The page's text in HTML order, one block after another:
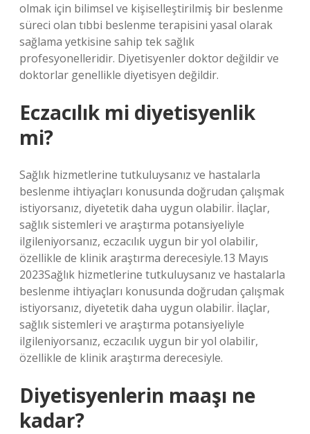
olmak için bilimsel ve kişiselleştirilmiş bir beslenme
süreci olan tıbbi beslenme terapisini yasal olarak
sağlama yetkisine sahip tek sağlık
profesyonelleridir. Diyetisyenler doktor değildir ve
doktorlar genellikle diyetisyen değildir.
Eczacılık mi diyetisyenlik
mi?
Sağlık hizmetlerine tutkuluysanız ve hastalarla
beslenme ihtiyaçları konusunda doğrudan çalışmak
istiyorsanız, diyetetik daha uygun olabilir. İlaçlar,
sağlık sistemleri ve araştırma potansiyeliyle
ilgileniyorsanız, eczacılık uygun bir yol olabilir,
özellikle de klinik araştırma derecesiyle.13 Mayıs
2023Sağlık hizmetlerine tutkuluysanız ve hastalarla
beslenme ihtiyaçları konusunda doğrudan çalışmak
istiyorsanız, diyetetik daha uygun olabilir. İlaçlar,
sağlık sistemleri ve araştırma potansiyeliyle
ilgileniyorsanız, eczacılık uygun bir yol olabilir,
özellikle de klinik araştırma derecesiyle.
Diyetisyenlerin maaşı ne
kadar?